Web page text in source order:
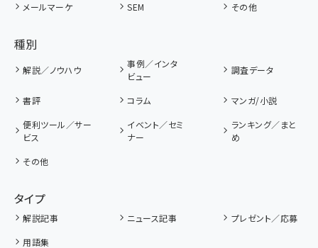
メールマーケ
SEM その他
種別
解説／ノウハウ
事例／インタ
ビュー
調査データ
書評 コラム
マンガ/小説
便利ツール／サー
ビス
イベント／セミ
ナー
ランキング／まと
め
その他
タイプ
解説記事 ニュース記事
プレゼント／応募
用語集